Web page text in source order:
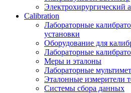
Электрохирургический
Calibration
Лабораторные
установки
Оборудование для
Лабораторные
Меры и эталоны
Лабораторные
Эталонные измерители
Системы сбора данных